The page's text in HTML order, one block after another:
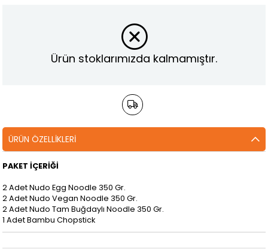
Ürün stoklarımızda kalmamıştır.
ÜRÜN ÖZELLIKLERI
PAKET İÇERİĞİ
2 Adet Nudo Egg Noodle 350 Gr.
2 Adet Nudo Vegan Noodle 350 Gr.
2 Adet Nudo Tam Buğdaylı Noodle 350 Gr.
1 Adet Bambu Chopstick